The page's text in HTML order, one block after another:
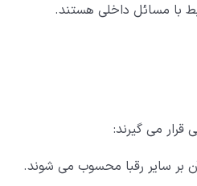
با مسائل داخلی هستند.
بر سایر رقبا محسوب می شوند.